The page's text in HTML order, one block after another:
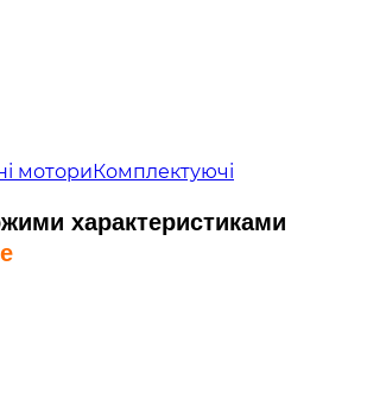
моториКомплектуючі
характеристиками